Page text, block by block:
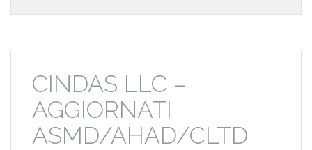
CINDAS LLC –
AGGIORNATI
ASMD/AHAD/CLTD